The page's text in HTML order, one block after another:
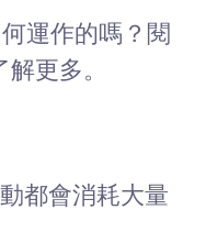
運作的嗎？閱
解更多。
都會消耗大量